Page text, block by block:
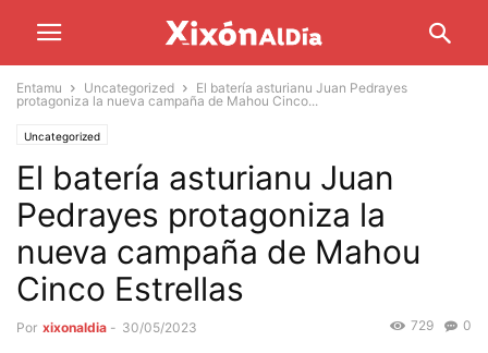
Entamu Uncategorized
El batería asturianu Juan Pedrayes
protagoniza la nueva campaña de Mahou Cinco...
Uncategorized
El batería asturianu Juan
Pedrayes protagoniza la
nueva campaña de Mahou
Cinco Estrellas
Por xixonaldia - 30/05/2023 0
729